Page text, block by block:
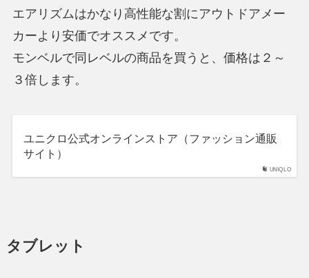
エアリズムはかなり高性能な割にアウトドアメー
カーより安価でオススメです。
モンベルで同レベルの商品を買うと、価格は２～
３倍します。
UNIQLO
ユニクロ公式オンラインストア（ファッション通販
サイト）
タブレット